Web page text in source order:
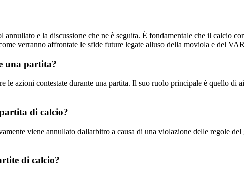
e la discussione che ne è seguita. È fondamentale che il calcio
verranno affrontate le sfide future legate alluso della moviola e del
una partita?
azioni contestate durante una partita. Il suo ruolo principale è quello di
di calcio?
viene annullato dallarbitro a causa di una violazione delle regole
di calcio?